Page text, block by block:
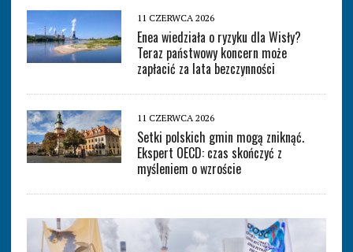
11 CZERWCA 2026
Enea wiedziała o ryzyku dla Wisły?
Teraz państwowy koncern może
zapłacić za lata bezczynności
11 CZERWCA 2026
Setki polskich gmin mogą zniknąć.
Ekspert OECD: czas skończyć z
myśleniem o wzroście